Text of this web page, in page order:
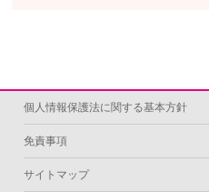
個人情報保護法に関する基本方針
免責事項
サイトマップ